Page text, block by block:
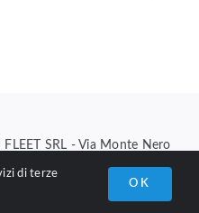
SRL - Via Monte Nero
(RM) |
info@emfleet.it
di terze
OK